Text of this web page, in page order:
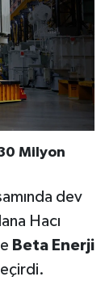
Milyon
dev
Hacı
Beta Enerji